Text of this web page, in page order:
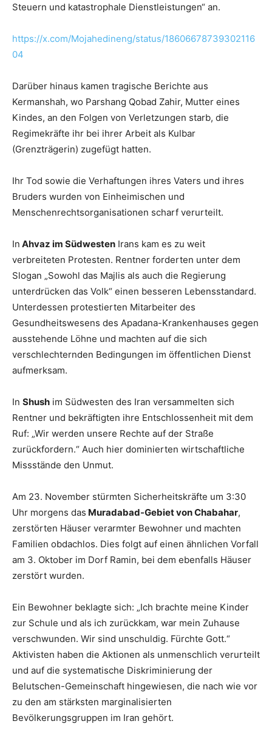
Steuern und katastrophale Dienstleistungen“ an.
https://x.com/Mojahedineng/status/18606678739302116
04
Darüber hinaus kamen tragische Berichte aus
Kermanshah, wo Parshang Qobad Zahir, Mutter eines
Kindes, an den Folgen von Verletzungen starb, die
Regimekräfte ihr bei ihrer Arbeit als Kulbar
(Grenzträgerin) zugefügt hatten.
Ihr Tod sowie die Verhaftungen ihres Vaters und ihres
Bruders wurden von Einheimischen und
Menschenrechtsorganisationen scharf verurteilt.
In Ahvaz im Südwesten Irans kam es zu weit
verbreiteten Protesten. Rentner forderten unter dem
Slogan „Sowohl das Majlis als auch die Regierung
unterdrücken das Volk“ einen besseren Lebensstandard.
Unterdessen protestierten Mitarbeiter des
Gesundheitswesens des Apadana-Krankenhauses gegen
ausstehende Löhne und machten auf die sich
verschlechternden Bedingungen im öffentlichen Dienst
aufmerksam.
In Shush im Südwesten des Iran versammelten sich
Rentner und bekräftigten ihre Entschlossenheit mit dem
Ruf: „Wir werden unsere Rechte auf der Straße
zurückfordern.“ Auch hier dominierten wirtschaftliche
Missstände den Unmut.
Am 23. November stürmten Sicherheitskräfte um 3:30
Uhr morgens das Muradabad-Gebiet von Chabahar,
zerstörten Häuser verarmter Bewohner und machten
Familien obdachlos. Dies folgt auf einen ähnlichen Vorfall
am 3. Oktober im Dorf Ramin, bei dem ebenfalls Häuser
zerstört wurden.
Ein Bewohner beklagte sich: „Ich brachte meine Kinder
zur Schule und als ich zurückkam, war mein Zuhause
verschwunden. Wir sind unschuldig. Fürchte Gott.“
Aktivisten haben die Aktionen als unmenschlich verurteilt
und auf die systematische Diskriminierung der
Belutschen-Gemeinschaft hingewiesen, die nach wie vor
zu den am stärksten marginalisierten
Bevölkerungsgruppen im Iran gehört.